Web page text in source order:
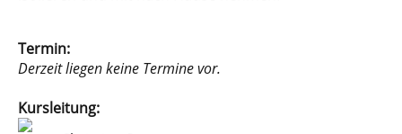
Termin:
Derzeit liegen keine Termine vor.
Kursleitung: